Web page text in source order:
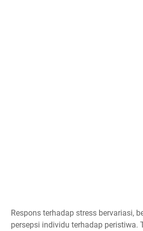
Respons terhadap stress bervariasi,
persepsi individu terhadap peristiwa.